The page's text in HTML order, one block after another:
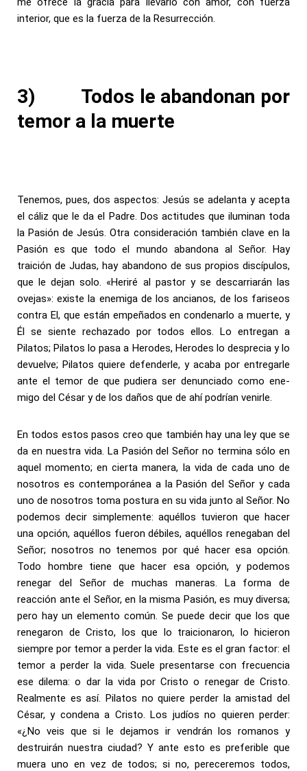
interior, que es la fuerza de la Resurrección.
3) Todos le abandonan por
temor a la muerte
Tenemos, pues, dos aspectos: Jesús se adelanta y acepta
el cáliz que le da el Padre. Dos actitudes que iluminan toda
la Pasión de Jesús. Otra consideración también clave en la
Pasión es que todo el mundo abandona al Señor. Hay
traición de Judas, hay abandono de sus propios discípulos,
que le dejan solo. «Heriré al pastor y se descarriarán las
ovejas»: existe la enemiga de los ancianos, de los fariseos
contra El, que están empeñados en condenarlo a muerte, y
Él se siente rechazado por todos ellos. Lo entregan a
Pilatos; Pilatos lo pasa a Herodes, Herodes lo desprecia y lo
devuelve; Pilatos quiere defenderle, y acaba por entregarle
ante el temor de que pudiera ser denunciado como ene-
migo del César y de los daños que de ahí podrían venirle.
En todos estos pasos creo que también hay una ley que se
da en nuestra vida. La Pasión del Señor no termina sólo en
aquel momento; en cierta manera, la vida de cada uno de
nosotros es contemporánea a la Pasión del Señor y cada
uno de nosotros toma postura en su vida junto al Señor. No
podemos decir simplemente: aquéllos tuvieron que hacer
una opción, aquéllos fueron débiles, aquéllos renegaban del
Señor; nosotros no tenemos por qué hacer esa opción.
Todo hombre tiene que hacer esa opción, y podemos
renegar del Señor de muchas maneras. La forma de
reacción ante el Señor, en la misma Pasión, es muy diversa;
pero hay un elemento común. Se puede decir que los que
renegaron de Cristo, los que lo traicionaron, lo hicieron
siempre por temor a perder la vida. Este es el gran factor: el
temor a perder la vida. Suele presentarse con frecuencia
ese dilema: o dar la vida por Cristo o renegar de Cristo.
Realmente es así. Pilatos no quiere perder la amistad del
César, y condena a Cristo. Los judíos no quieren perder:
«¿No veis que si le dejamos ir vendrán los romanos y
destruirán nuestra ciudad? Y ante esto es preferible que
muera uno en vez de todos; si no, pereceremos todos,